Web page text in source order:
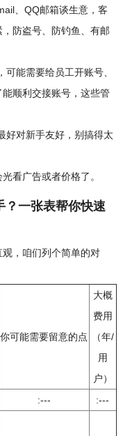
、QQ邮箱谈生意，客
防盗号、防钓鱼、有邮
能需要给员工开账号、
顺利交接账号，这些管
好对新手友好，别搞得太
看广告或者价格了。
？一张表帮你快速
，咱们列个简单的对
你可能需要留意的点
大概
费用
（年/
用
户）
:--- :---